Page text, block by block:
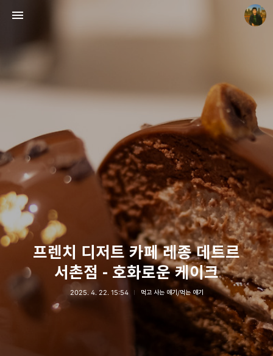
프렌치 디저트 카페 레종 데트르
서촌점 - 호화로운 케이크
2025. 4. 22. 15:54 먹고 사는 얘기/먹는 얘기
빛으로 쓴 편지
mistyfriday